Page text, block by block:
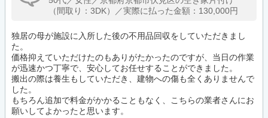
（間取り：3DK）／実際に払った金額：130,000円
独居の母が施設に入所した後の不用品回収をしていただきまし
た。
価格抑えていただけたのもありがたかったのですが、当日の作業
が迅速かつ丁寧で、安心してお任せすることができました。
搬出の際は養生もしていただき、建物への傷も全くありませんで
した。
もちろん追加で料金がかかることもなく、こちらの業者さんにお
願いしてよかったと思います。